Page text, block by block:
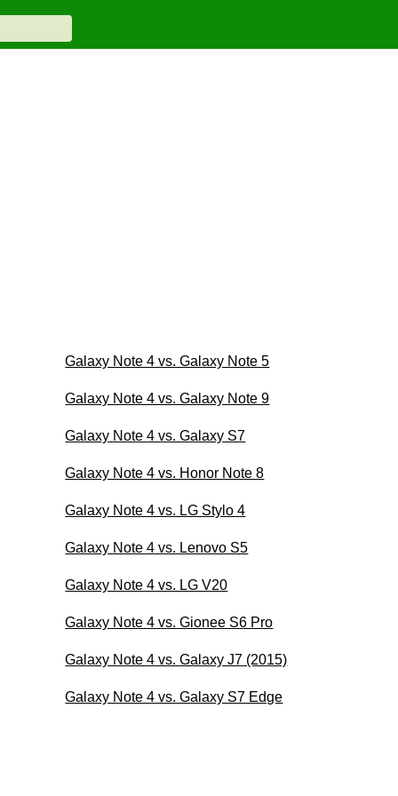
Galaxy Note 4 vs. Galaxy Note 5
Galaxy Note 4 vs. Galaxy Note 9
Galaxy Note 4 vs. Galaxy S7
Galaxy Note 4 vs. Honor Note 8
Galaxy Note 4 vs. LG Stylo 4
Galaxy Note 4 vs. Lenovo S5
Galaxy Note 4 vs. LG V20
Galaxy Note 4 vs. Gionee S6 Pro
Galaxy Note 4 vs. Galaxy J7 (2015)
Galaxy Note 4 vs. Galaxy S7 Edge